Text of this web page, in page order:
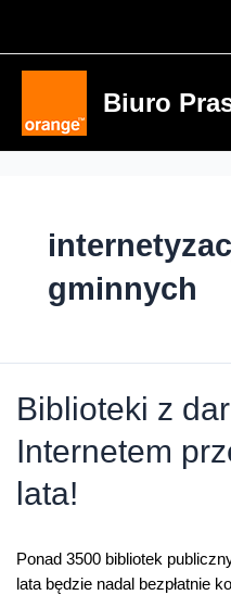
Biuro
gminnych
Biblioteki z
Internetem
lata!
Ponad 3500 bibliotek
lata będzie nadal bezpłatnie